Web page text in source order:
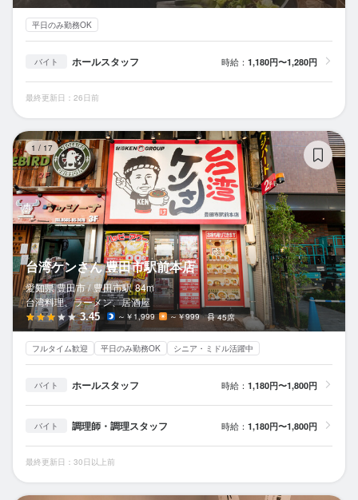
平日のみ勤務OK
バイト ホールスタッフ 時給： 1,180円〜1,280円
最終更新日：26日前
1 / 17
台湾ケンさん 豊田市駅前本店
愛知県 豊田市 / 豊田市駅 84m
台湾料理、ラーメン、居酒屋
3.45 ～￥1,999 ～￥999 45席
フルタイム歓迎 平日のみ勤務OK シニア・ミドル活躍中
バイト ホールスタッフ 時給： 1,180円〜1,800円
バイト 調理師・調理スタッフ 時給： 1,180円〜1,800円
最終更新日：30日以上前